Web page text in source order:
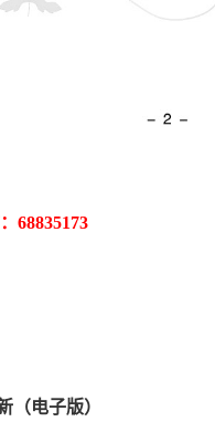
68835173
（电子版）